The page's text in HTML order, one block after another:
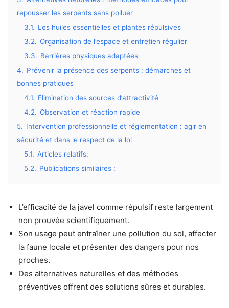
repousser les serpents sans polluer
3.1. Les huiles essentielles et plantes répulsives
3.2. Organisation de l’espace et entretien régulier
3.3. Barrières physiques adaptées
4. Prévenir la présence des serpents : démarches et
bonnes pratiques
4.1. Élimination des sources d’attractivité
4.2. Observation et réaction rapide
5. Intervention professionnelle et réglementation : agir en
sécurité et dans le respect de la loi
5.1. Articles relatifs:
5.2. Publications similaires :
L’efficacité de la javel comme répulsif reste largement
non prouvée scientifiquement.
Son usage peut entraîner une pollution du sol, affecter
la faune locale et présenter des dangers pour nos
proches.
Des alternatives naturelles et des méthodes
préventives offrent des solutions sûres et durables.